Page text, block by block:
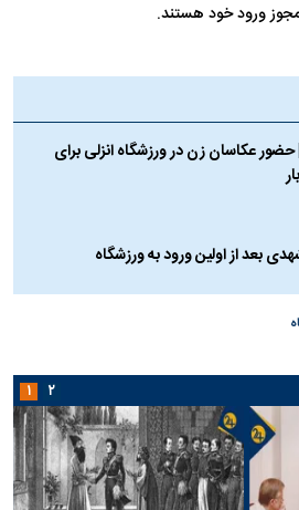
ورود خود هستند.
حضور عکاسان زن در ورزشگاه انزلی برای
بعد از اولین ورود به ورزشگاه
۱ ۲